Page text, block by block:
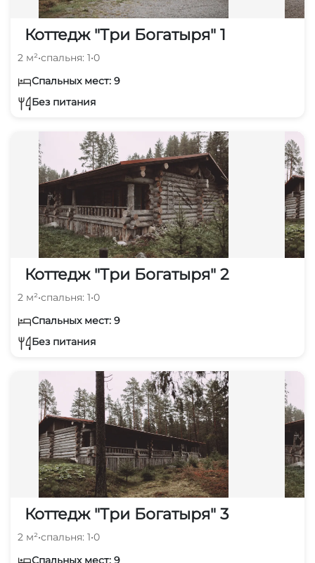
Коттедж "Три Богатыря" 1
2 м²•спальня: 1•0
Спальных мест: 9
Без питания
Коттедж "Три Богатыря" 2
2 м²•спальня: 1•0
Спальных мест: 9
Без питания
Коттедж "Три Богатыря" 3
2 м²•спальня: 1•0
Спальных мест: 9